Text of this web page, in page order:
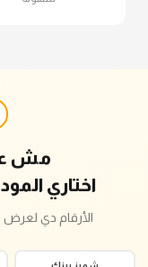
مش
اختاري
الأرقام دي لعرض ١٥٠ سم — زي كل أقمشة ماهيتاب.كوم